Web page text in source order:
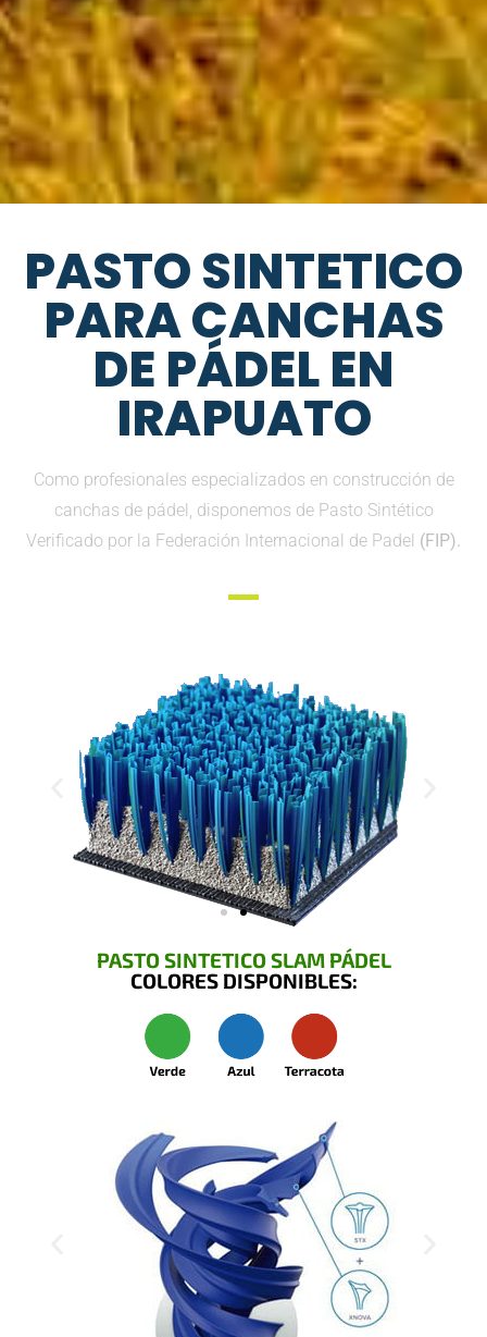
PASTO SINTETICO
PARA CANCHAS
DE PÁDEL EN
IRAPUATO
Como profesionales especializados en construcción de
canchas de pádel, disponemos de Pasto Sintético
Verificado por la Federación Internacional de Padel (FIP).
PASTO SINTETICO SLAM PÁDEL
COLORES DISPONIBLES: